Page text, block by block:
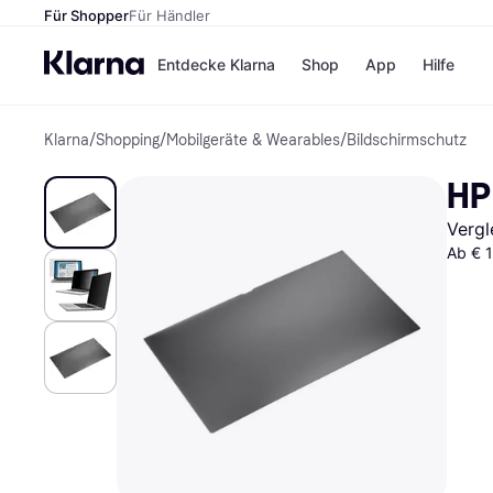
Für ShopperFür Händler
Entdecke Klarna
Zahlungsmethoden
Bezahle in bis zu 30
Ratenzahlung
Shop
Shops
H&M
Temu
App Hilfe
Klarna/Shopping/Mobilgeräte & Wearables/Bildschirmschutz
Ab €